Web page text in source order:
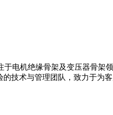
电机绝缘骨架及变压器骨
技术与管理团队，致力于为